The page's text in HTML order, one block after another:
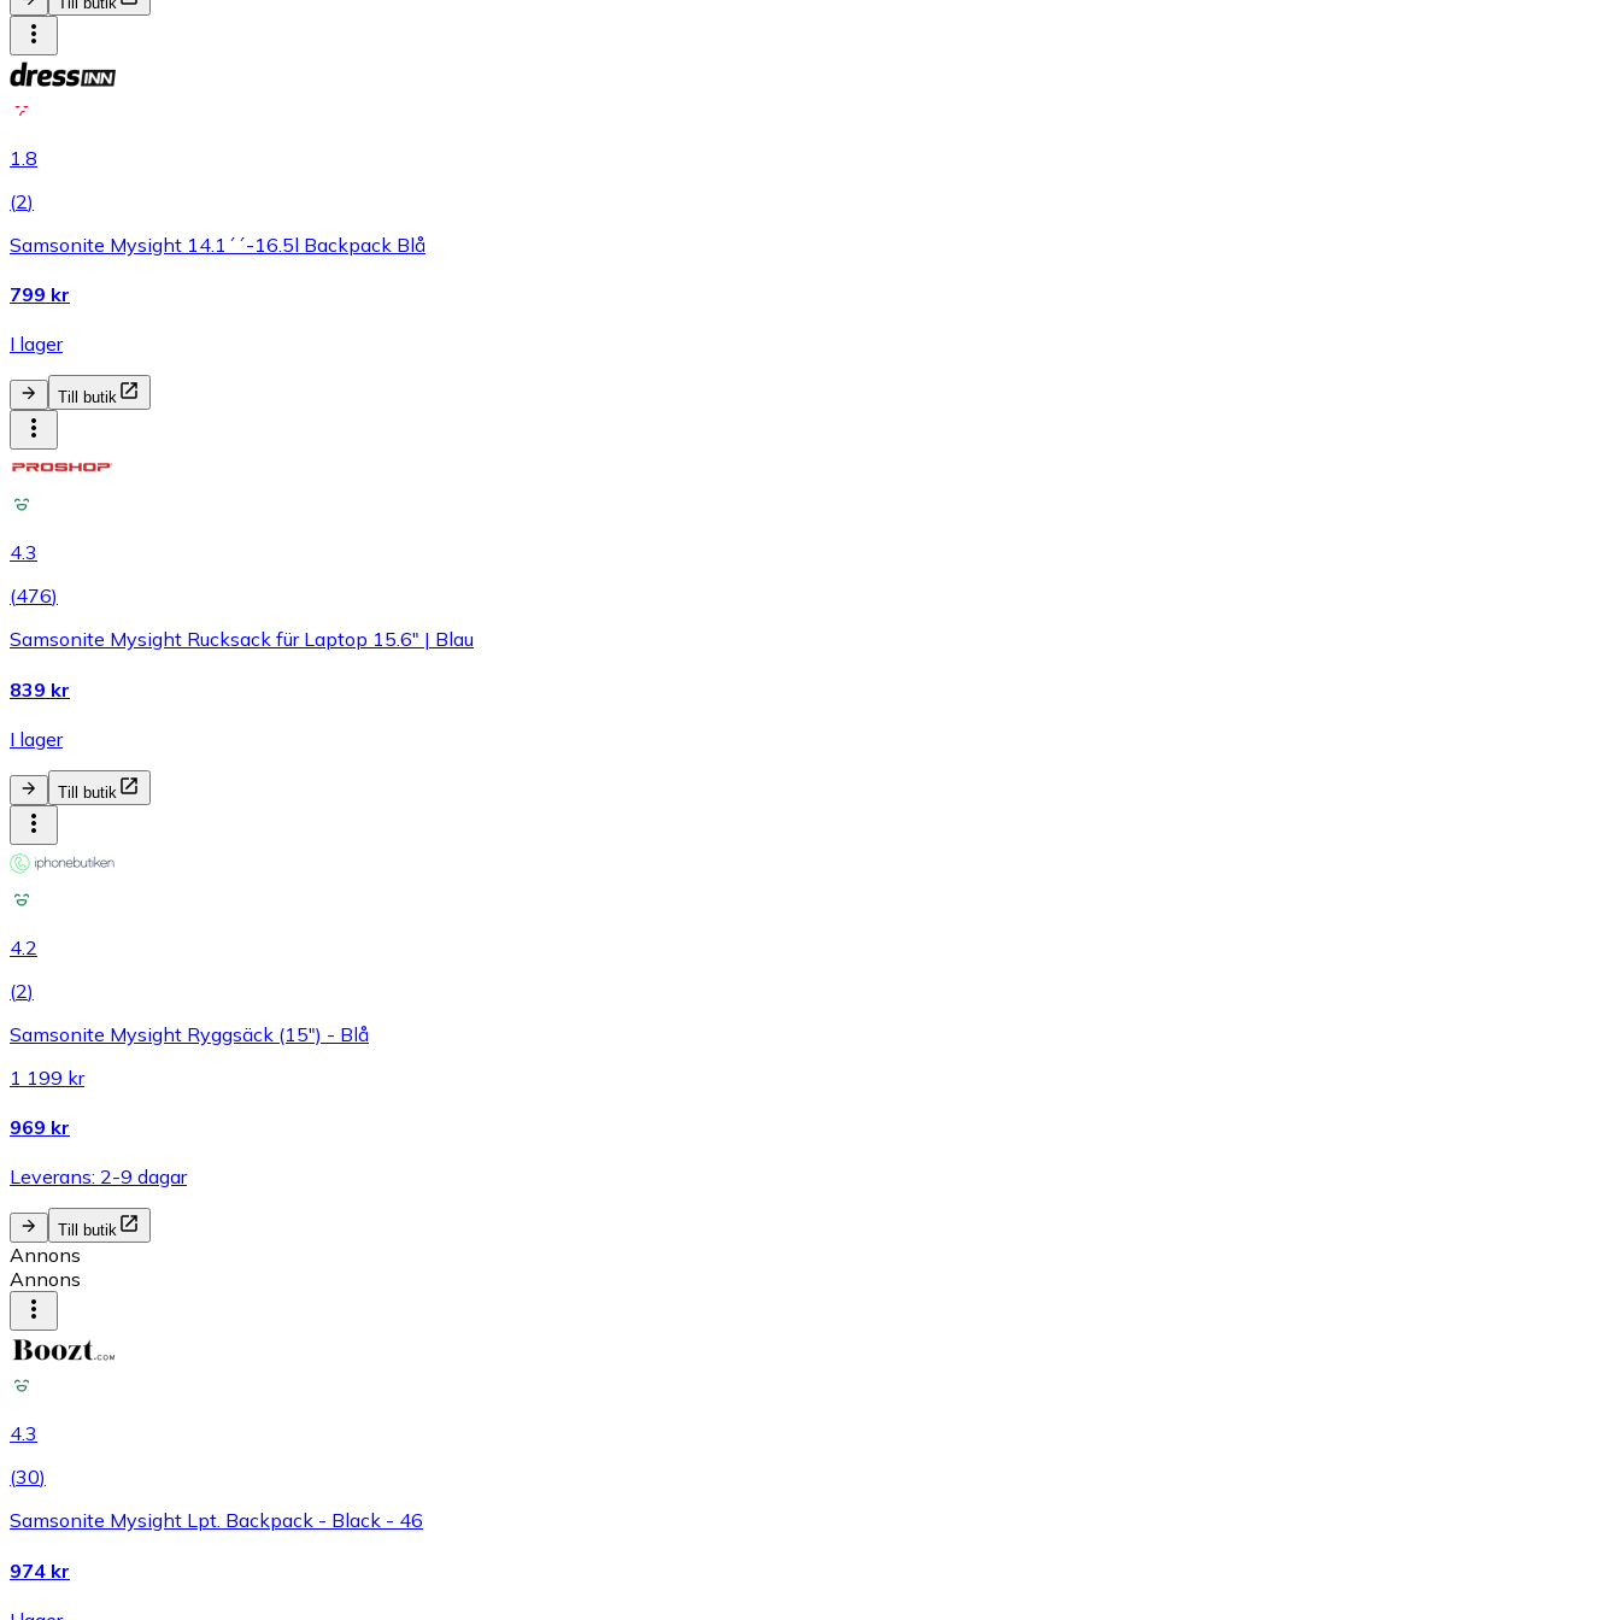
1.8
(2)
Samsonite Mysight 14.1´´-16.5l Backpack Blå
799 kr
I lager
Till butik
4.3
(476)
Samsonite Mysight Rucksack für Laptop 15.6" | Blau
839 kr
I lager
Till butik
4.2
(2)
Samsonite Mysight Ryggsäck (15") - Blå
1 199 kr
969 kr
Leverans: 2-9 dagar
Till butik
Annons
Annons
4.3
(30)
Samsonite Mysight Lpt. Backpack - Black - 46
974 kr